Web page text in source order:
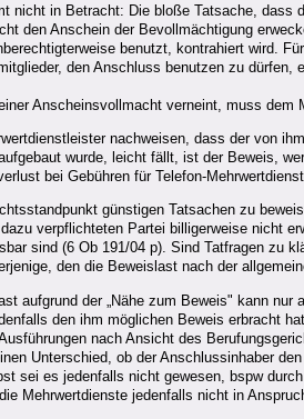
nicht in Betracht: Die bloße Tatsache,
den Anschein der Bevollmächtigung
benutzt, kontrahiert wird.
den Anschluss benutzen zu
Anscheinsvollmacht verneint, muss
nachweisen, dass der von
wurde, leicht fällt, ist der Beweis,
bei Gebühren für Telefon-
günstigen Tatsachen zu
verpflichteten Partei billigerweise nicht
sind (6 Ob 191/04 p). Sind Tatfragen zu
den die Beweislast nach der
aufgrund der „Nähe zum Beweis" kann nur
den ihm möglichen Beweis erbracht
nach Ansicht des
Unterschied, ob der Anschlussinhaber
sei es jedenfalls nicht gewesen, bspw
Mehrwertdienste jedenfalls nicht in